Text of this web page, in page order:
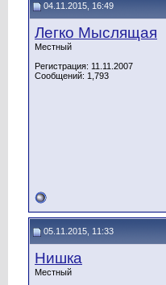
04.11.2015, 16:49
Легко Мыслящая
Местный
Регистрация: 11.11.2007
Сообщений: 1,793
05.11.2015, 11:33
Нишка
Местный